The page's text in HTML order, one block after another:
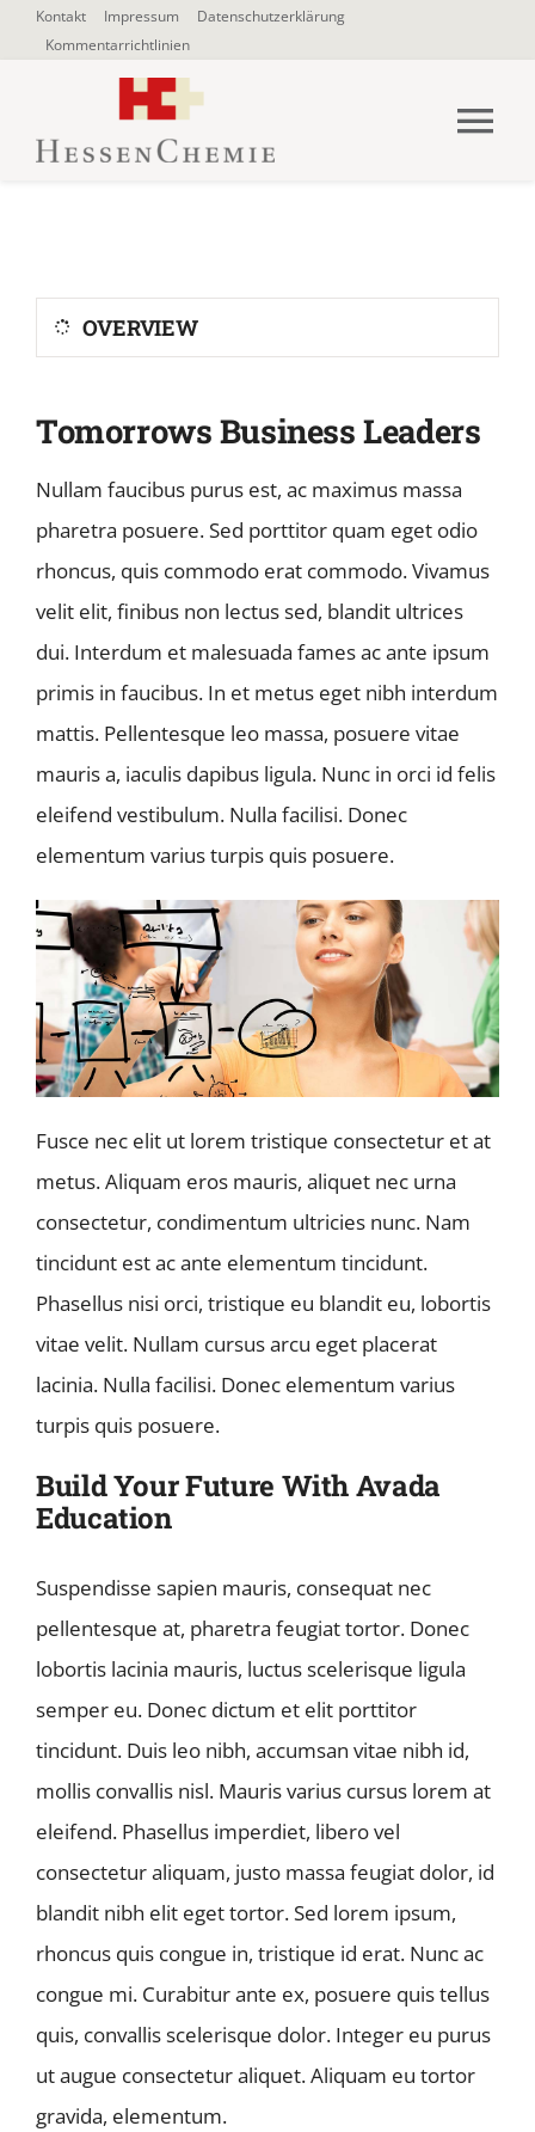
Zum
Inhalt
Kontakt Impressum
Datenschutzerklärung
Kommentarrichtlinien
Über uns
SUCHE
OVERVIEW
Tomorrows Business Leaders
Nullam faucibus purus est, ac maximus massa
pharetra posuere. Sed porttitor quam eget odio
rhoncus, quis commodo erat commodo. Vivamus
velit elit, finibus non lectus sed, blandit ultrices
dui. Interdum et malesuada fames ac ante ipsum
primis in faucibus. In et metus eget nibh interdum
mattis. Pellentesque leo massa, posuere vitae
mauris a, iaculis dapibus ligula. Nunc in orci id felis
eleifend vestibulum. Nulla facilisi. Donec
elementum varius turpis quis posuere.
Fusce nec elit ut lorem tristique consectetur et at
metus. Aliquam eros mauris, aliquet nec urna
consectetur, condimentum ultricies nunc. Nam
tincidunt est ac ante elementum tincidunt.
Phasellus nisi orci, tristique eu blandit eu, lobortis
vitae velit. Nullam cursus arcu eget placerat
lacinia. Nulla facilisi. Donec elementum varius
turpis quis posuere.
Build Your Future With Avada
Education
Suspendisse sapien mauris, consequat nec
pellentesque at, pharetra feugiat tortor. Donec
lobortis lacinia mauris, luctus scelerisque ligula
semper eu. Donec dictum et elit porttitor
tincidunt. Duis leo nibh, accumsan vitae nibh id,
mollis convallis nisl. Mauris varius cursus lorem at
eleifend. Phasellus imperdiet, libero vel
consectetur aliquam, justo massa feugiat dolor, id
blandit nibh elit eget tortor. Sed lorem ipsum,
rhoncus quis congue in, tristique id erat. Nunc ac
congue mi. Curabitur ante ex, posuere quis tellus
quis, convallis scelerisque dolor. Integer eu purus
ut augue consectetur aliquet. Aliquam eu tortor
gravida, elementum.